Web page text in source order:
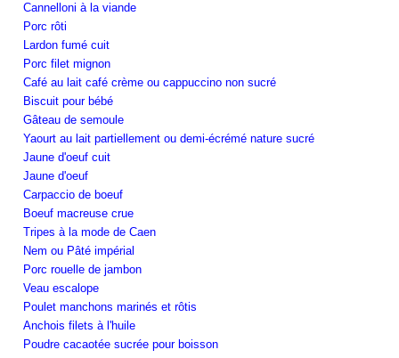
Cannelloni à la viande
Porc rôti
Lardon fumé cuit
Porc filet mignon
Café au lait café crème ou cappuccino non sucré
Biscuit pour bébé
Gâteau de semoule
Yaourt au lait partiellement ou demi-écrémé nature sucré
Jaune d'oeuf cuit
Jaune d'oeuf
Carpaccio de boeuf
Boeuf macreuse crue
Tripes à la mode de Caen
Nem ou Pâté impérial
Porc rouelle de jambon
Veau escalope
Poulet manchons marinés et rôtis
Anchois filets à l'huile
Poudre cacaotée sucrée pour boisson